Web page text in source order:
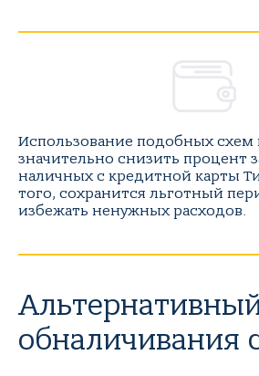
Использование подобных схем
значительно снизить процент
наличных с кредитной карты
того, сохранится льготный
избежать ненужных расходов.
обналичивания